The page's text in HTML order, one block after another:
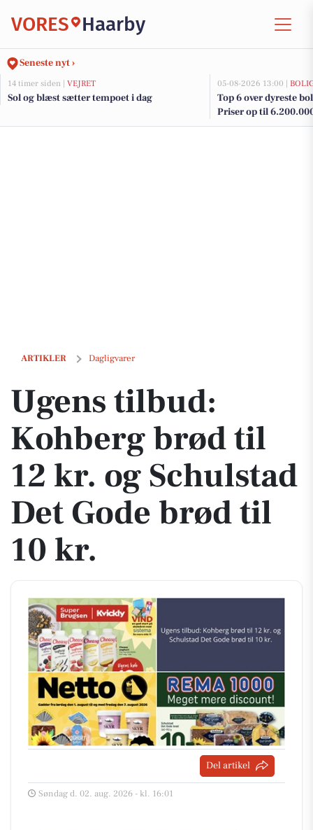
VORES Haarby
Seneste nyt ›
14 timer siden | VEJRET
Sol og blæst sætter tempoet i dag
05-08-2026 13:00 |
Top 6 over dyreste
Priser op til
ARTIKLER Dagligvarer
Ugens tilbud: Kohberg brød til 12 kr. og Schulstad Det Gode brød til
Ugens tilbud:
Kohberg brød til
12 kr. og Schulstad
Det Gode brød til
10 kr.
Del artikel
Søndag d. 02. aug. 2026 - kl. 16:01